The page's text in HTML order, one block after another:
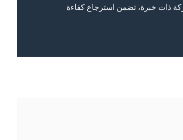
ذات خبرة، تضمن استرجاع كفاءة